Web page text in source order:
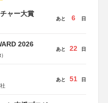
ャー大賞
あと 6 日
2026
あと 22 日
あと 51 日